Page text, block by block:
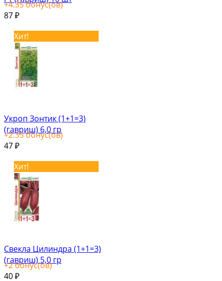
+4.35бонус(ов)
87 ₽
Хит!
Укроп Зонтик (1+1=3)
(гавриш) 6,0 гр
+2.35бонус(ов)
47 ₽
Хит!
Свекла Цилиндра (1+1=3)
(гавриш) 5,0 гр
+2бонус(ов)
40 ₽